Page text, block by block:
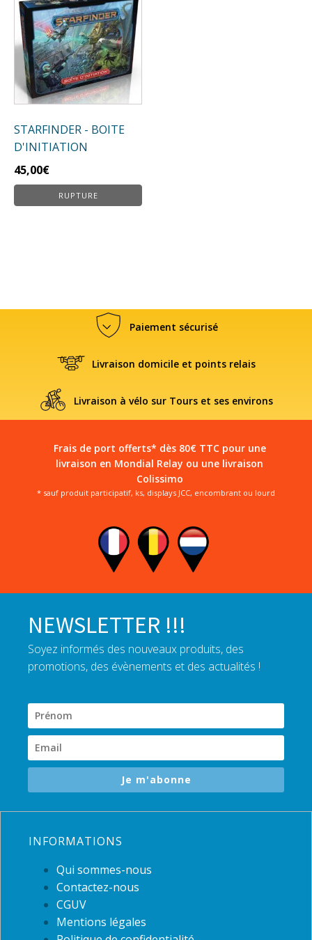
STARFINDER - BOITE
D'INITIATION
45,00€
RUPTURE
Paiement sécurisé
Livraison domicile et points relais
Livraison à vélo sur Tours et ses environs
Frais de port offerts* dès 80€ TTC pour une
livraison en Mondial Relay ou une livraison
Colissimo
* sauf produit participatif, ks, displays JCC, encombrant ou lourd
NEWSLETTER !!!
Soyez informés des nouveaux produits, des
promotions, des évènements et des actualités !
Je m'abonne
INFORMATIONS
Qui sommes-nous
Contactez-nous
CGUV
Mentions légales